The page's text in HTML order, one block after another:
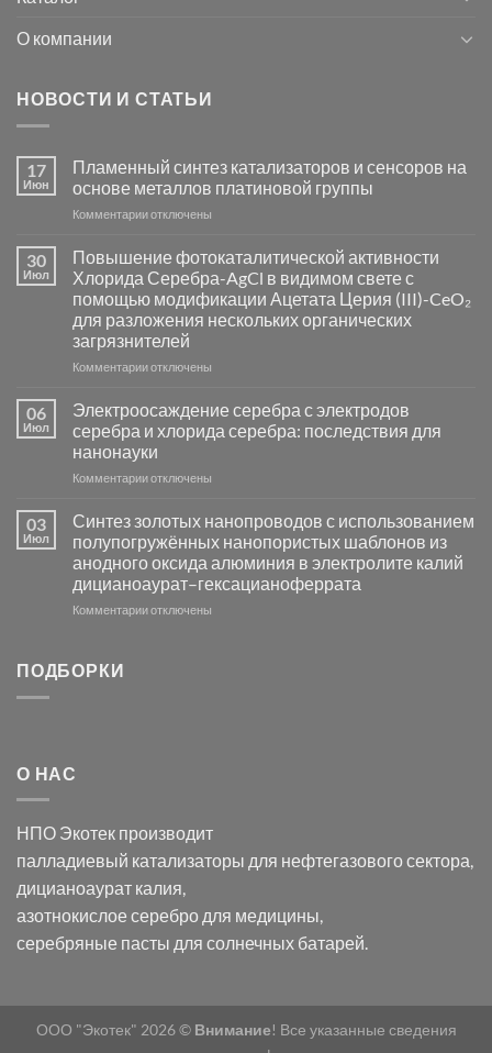
О компании
НОВОСТИ И СТАТЬИ
17
Июн
Пламенный синтез катализаторов и сенсоров на
основе металлов платиновой группы
Комментариик
Пламенный
синтез
катализаторов
и
сенсоров
на
основе
группы
отключены
30
Июл
Повышение фотокаталитической активности
Хлорида Серебра-AgCl в видимом свете с
помощью модификации Ацетата Церия (III)-CeO₂
для разложения нескольких органических
загрязнителей
Комментариик
фотокаталитической
активности
Хлорида
Серебра-
в
видимом
свете
с
помощью
модификации
отключены
06
Июл
Электроосаждение серебра с электродов
серебра и хлорида серебра: последствия для
нанонауки
Комментариик
серебра
с
электродов
серебра
и
отключены
03
Июл
Синтез золотых нанопроводов с использованием
полупогружённых нанопористых шаблонов из
анодного оксида алюминия в электролите калий
дицианоаурат–гексацианоферрата
Комментариик
оксида
в
электролите
калий
дицианоаурат–
гексацианоферрата
отключены
ПОДБОРКИ
О НАС
НПО Экотек производит
палладиевый катализаторы для нефтегазового сектора,
дицианоаурат калия,
азотнокислое серебро для медицины,
серебряные пасты для солнечных батарей.
ООО "Экотек" 2026 © Внимание! Все указанные сведения